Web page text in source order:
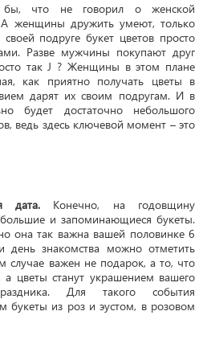
что не говорил о женской
женщины дружить умеют, только
подруге букет цветов просто
Разве мужчины покупают друг
так J ? Женщины в этом плане
как приятно получать цветы в
дарят их своим подругам. И в
будет достаточно небольшого
ведь здесь ключевой момент – это
дата. Конечно, на годовщину
и запоминающиеся букеты.
она так важна вашей половинке 6
день знакомства можно отметить
случае важен не подарок, а то, что
цветы станут украшением вашего
Для такого события
букеты из роз и эустом, в розовом